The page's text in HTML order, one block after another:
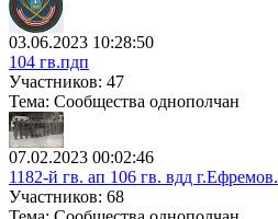
03.06.2023 10:28:50
104 гв.пдп
Участников: 47
Тема: Сообщества однополчан
07.02.2023 00:02:46
1182-й гв. ап 106 гв. вдд г.Ефремов.
Участников: 68